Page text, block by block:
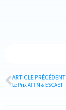
ARTICLE PRÉCÉDENT
Le Prix AFTM & ESCAET